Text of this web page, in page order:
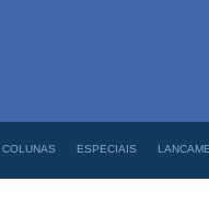
COLUNAS ESPECIAIS